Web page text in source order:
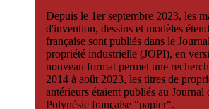
Depuis le 1er septembre 2023, les
d'invention, dessins et modèles
française sont publiés dans le
propriété industrielle (JOPI), en
nouveau format permet une
2014 à août 2023, les titres de
antérieurs étaient publiés au
Polynésie française "papier".